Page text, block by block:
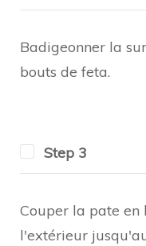
Badigeonner la
bouts de feta.
Step 3
Couper la pate
l'extérieur